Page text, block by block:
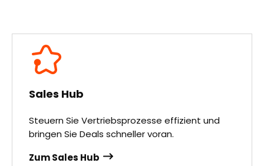
Sales Hub
Steuern Sie Vertriebsprozesse effizient und
bringen Sie Deals schneller voran.
Zum Sales Hub